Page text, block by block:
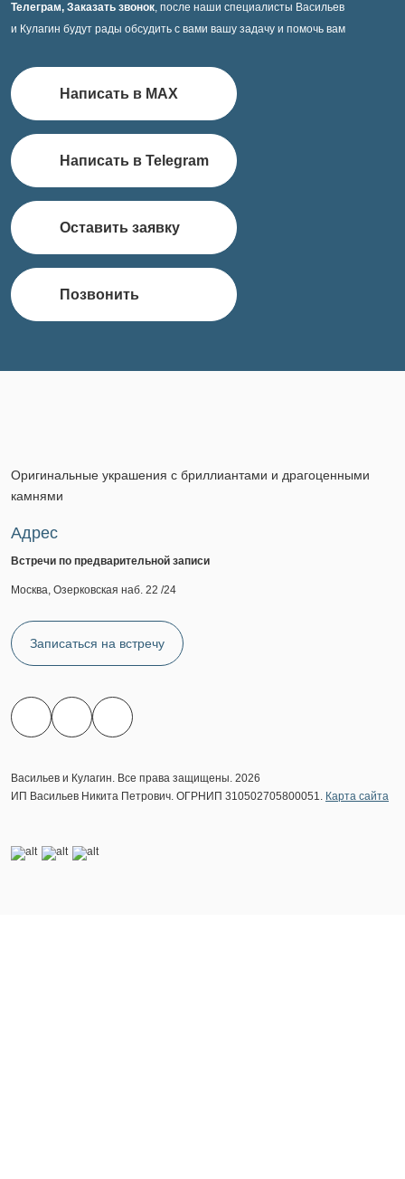
Телеграм, Заказать звонок, после наши специалисты Васильев
и Кулагин будут рады обсудить с вами вашу задачу и помочь вам
Написать в MAX
Написать в Telegram
Оставить заявку
Позвонить
Оригинальные украшения с бриллиантами и драгоценными
камнями
Адрес
Встречи по предварительной записи
Москва, Озерковская наб. 22 /24
Записаться на встречу
Васильев и Кулагин. Все права защищены. 2026
ИП Васильев Никита Петрович. ОГРНИП 310502705800051. Карта сайта